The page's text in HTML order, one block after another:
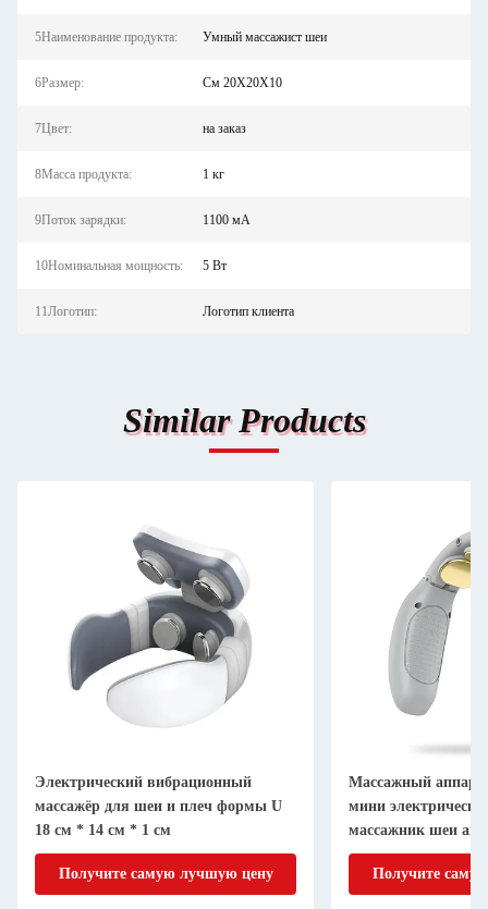
5Наименование продукта: Умный массажист шеи
6Размер: См 20X20X10
7Цвет: на заказ
8Масса продукта: 1 кг
9Поток зарядки: 1100 мА
10Номинальная мощность: 5 Вт
11Логотип: Логотип клиента
Similar Products
Электрический вибрационный
массажёр для шеи и плеч формы U
18 см * 14 см * 1 см
Получите самую лучшую цену
Массажный
мини
массажник шеи
YLP-2131
Получите